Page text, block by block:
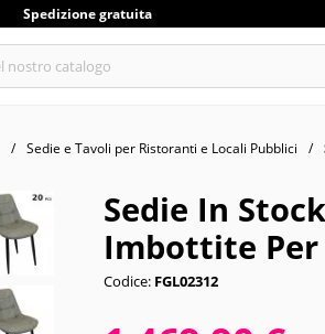
Spedizione gratuita
Sedie e Tavoli per Ristoranti e Locali Pubblici
Sedie In
Imbottite Per
Codice: FGL02312